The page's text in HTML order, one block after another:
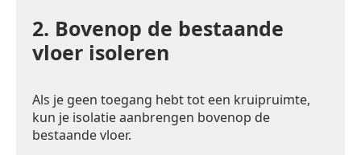
2. Bovenop de bestaande
vloer isoleren
Als je geen toegang hebt tot een kruipruimte,
kun je isolatie aanbrengen bovenop de
bestaande vloer.